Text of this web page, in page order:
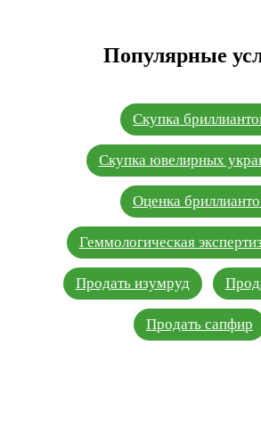
Популярные
Скупка
Скупка ювелирных
Оценка
Геммологическая
Продать изумруд
Продать сапфир